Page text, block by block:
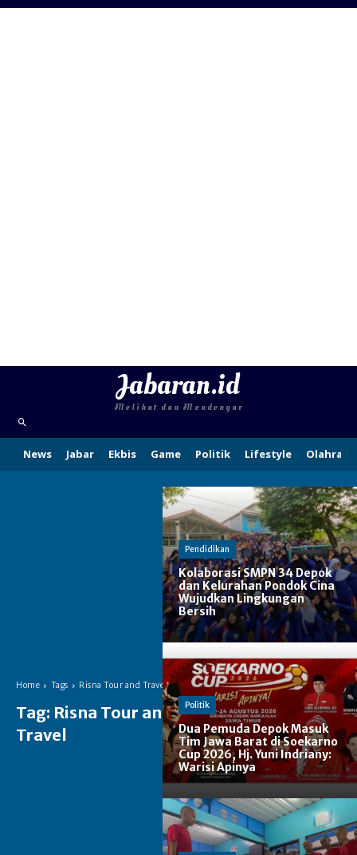
Jabaran.id
Melihat dan Mendengar
News Jabar Ekbis Game Politik Lifestyle Olahraga
Home Tags Risna Tour and Travel
Tag: Risna Tour and
Travel
Pendidikan
Kolaborasi SMPN 34 Depok
dan Kelurahan Pondok Cina
Wujudkan Lingkungan
Bersih
Politik
Dua Pemuda Depok Masuk
Tim Jawa Barat di Soekarno
Cup 2026, Hj. Yuni Indriany:
Warisi Apinya